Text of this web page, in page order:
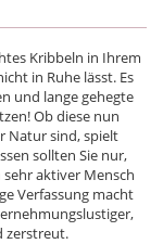
Kribbeln in Ihrem
in Ruhe lässt. Es
und lange gehegte
Ob diese nun
Natur sind, spielt
sollten Sie nur,
aktiver Mensch
Verfassung macht
zerstreut.